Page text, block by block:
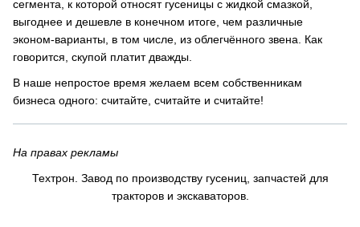
сегмента, к которой относят гусеницы с жидкой смазкой,
выгоднее и дешевле в конечном итоге, чем различные
эконом-варианты, в том числе, из облегчённого звена. Как
говорится, скупой платит дважды.
В наше непростое время желаем всем собственникам
бизнеса одного: считайте, считайте и считайте!
На правах рекламы
Техтрон. Завод по производству гусениц, запчастей для
тракторов и экскаваторов.